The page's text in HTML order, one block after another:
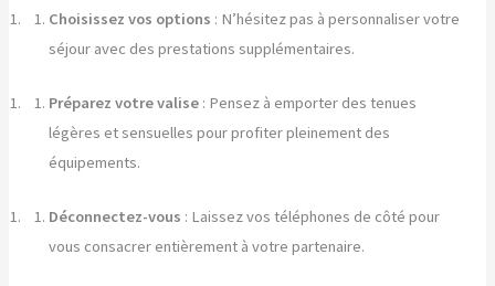
Choisissez vos options : N’hésitez pas à personnaliser votre
séjour avec des prestations supplémentaires.
Préparez votre valise : Pensez à emporter des tenues
légères et sensuelles pour profiter pleinement des
équipements.
Déconnectez-vous : Laissez vos téléphones de côté pour
vous consacrer entièrement à votre partenaire.